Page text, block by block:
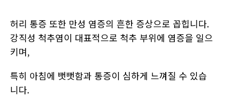
허리 통증 또한 만성 염증의 흔한 증상으로 꼽힙니다.
강직성 척추염이 대표적으로 척추 부위에 염증을 일으
키며,
특히 아침에 뻣뻣함과 통증이 심하게 느껴질 수 있습
니다.